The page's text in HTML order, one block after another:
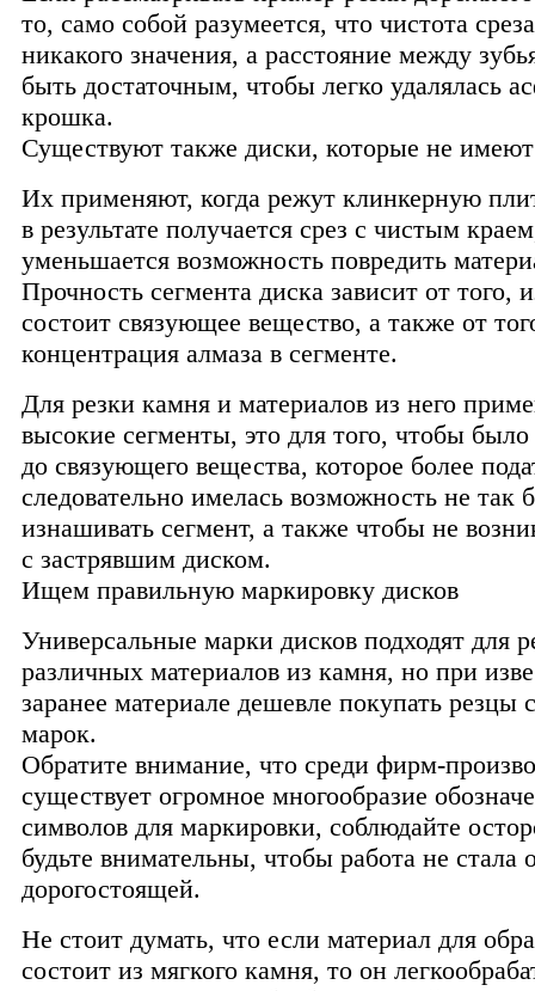
то, само собой разумеется, что чистота
никакого значения, а расстояние между
быть достаточным, чтобы легко удалялась
крошка.
Существуют также диски, которые не имеют
Их применяют, когда режут клинкерную
в результате получается срез с чистым
уменьшается возможность повредить
Прочность сегмента диска зависит от того,
состоит связующее вещество, а также от
концентрация алмаза в сегменте.
Для резки камня и материалов из него
высокие сегменты, это для того, чтобы было
до связующего вещества, которое более
следовательно имелась возможность не так
изнашивать сегмент, а также чтобы не
с застрявшим диском.
Ищем правильную маркировку дисков
Универсальные марки дисков подходят для
различных материалов из камня, но при
заранее материале дешевле покупать резцы
марок.
Обратите внимание, что среди фирм-
существует огромное многообразие
символов для маркировки, соблюдайте
будьте внимательны, чтобы работа не стала
дорогостоящей.
Не стоит думать, что если материал для
состоит из мягкого камня, то он